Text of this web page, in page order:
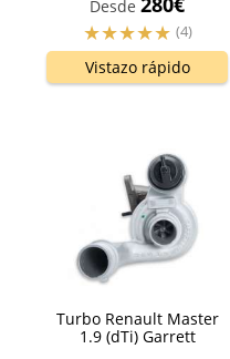
Desde
(4)
Vistazo rápido
Turbo Renault Master
1.9 (dTi) Garrett